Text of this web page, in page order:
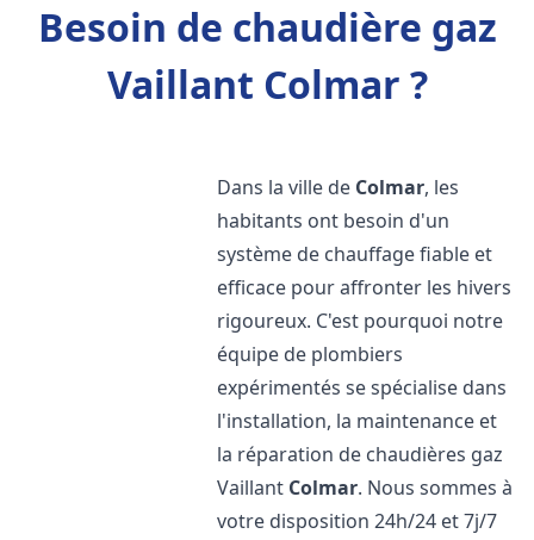
Besoin de chaudière gaz
Vaillant Colmar ?
Dans la ville de Colmar, les
habitants ont besoin d'un
système de chauffage fiable et
efficace pour affronter les hivers
rigoureux. C'est pourquoi notre
équipe de plombiers
expérimentés se spécialise dans
l'installation, la maintenance et
la réparation de chaudières gaz
Vaillant Colmar. Nous sommes à
votre disposition 24h/24 et 7j/7